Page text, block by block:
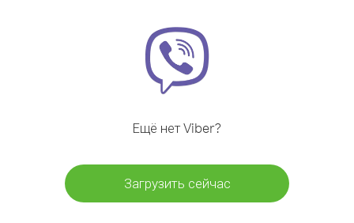
Ещё нет Viber?
Загрузить сейчас